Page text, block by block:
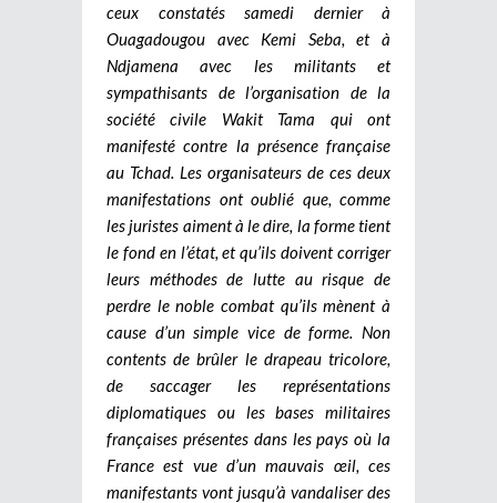
ceux constatés samedi dernier à
Ouagadougou avec Kemi Seba, et à
Ndjamena avec les militants et
sympathisants de l’organisation de la
société civile Wakit Tama qui ont
manifesté contre la présence française
au Tchad. Les organisateurs de ces deux
manifestations ont oublié que, comme
les juristes aiment à le dire, la forme tient
le fond en l’état, et qu’ils doivent corriger
leurs méthodes de lutte au risque de
perdre le noble combat qu’ils mènent à
cause d’un simple vice de forme. Non
contents de brûler le drapeau tricolore,
de saccager les représentations
diplomatiques ou les bases militaires
françaises présentes dans les pays où la
France est vue d’un mauvais œil, ces
manifestants vont jusqu’à vandaliser des